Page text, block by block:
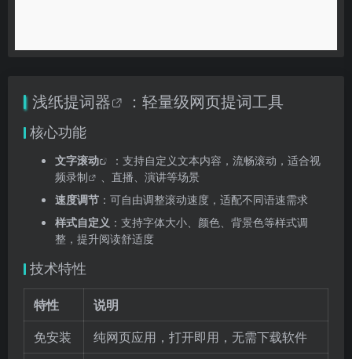
浅纸提词器 ：轻量级网页提词工具
核心功能
文字滚动 ：支持自定义文本内容，流畅滚动，适合视
频录制
、直播、演讲等场景
速度调节 ：可自由调整滚动速度，适配不同语速需求
样式自定义 ：支持字体大小、颜色、背景色等样式调
整，提升阅读舒适度
技术特性
特性
说明
免安装
纯网页应用，打开即用，无需下载软件